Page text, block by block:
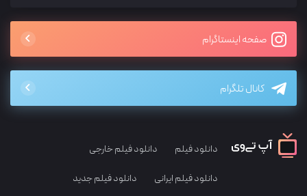
صفحه اینستاگرام
کانال تلگرام
دانلود فیلم دانلود فیلم خارجی
دانلود فیلم ایرانی دانلود فیلم جدید